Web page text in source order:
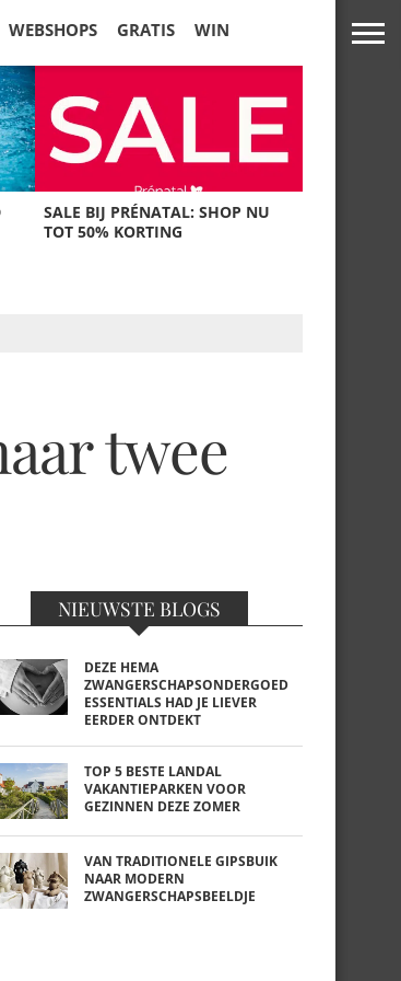
WEBSHOPS GRATIS WIN
SALE BIJ PRÉNATAL: SHOP NU
TOT 50% KORTING
twee
NIEUWSTE BLOGS
DEZE HEMA
ZWANGERSCHAPSONDERGOED
ESSENTIALS HAD JE LIEVER
EERDER ONTDEKT
TOP 5 BESTE LANDAL
VAKANTIEPARKEN VOOR
GEZINNEN DEZE ZOMER
VAN TRADITIONELE GIPSBUIK
NAAR MODERN
ZWANGERSCHAPSBEELDJE